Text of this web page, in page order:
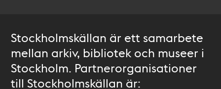
Stockholmskällan är ett samarbete
mellan arkiv, bibliotek och museer i
Stockholm. Partnerorganisationer
till Stockholmskällan är: